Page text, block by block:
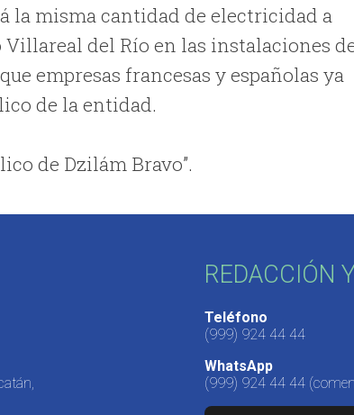
la misma cantidad de electricidad a
del Río en las instalaciones
empresas francesas y españolas ya
de la entidad.
de Dzilám Bravo”.
REDACCIÓN
Teléfono
(999) 924 44 44
WhatsApp
(999) 924 44 44